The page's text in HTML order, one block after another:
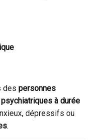
des personnes
à durée
dépressifs ou
.